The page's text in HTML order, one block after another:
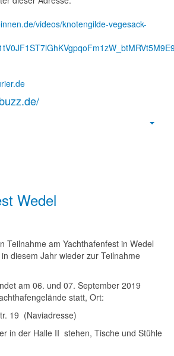
videos/knotengilde-vegesack-
Wedel
Teilnahme am Yachthafenfest in Wedel
diesem Jahr wieder zur Teilnahme
am 06. und 07. September 2019
statt, Ort:
19 (Naviadresse)
in der Halle II stehen, Tische und Stühle